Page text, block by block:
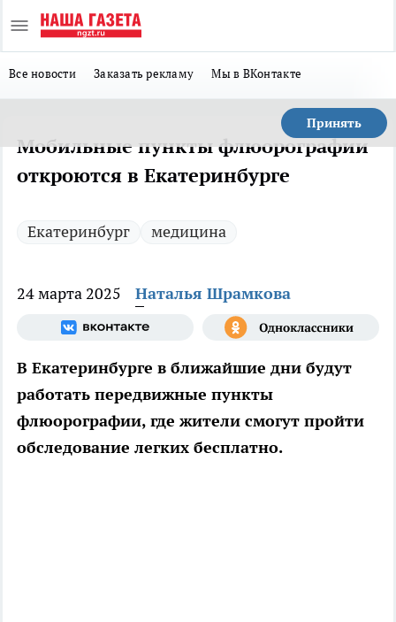
Все новости Заказать рекламу Мы в ВКонтакте
Принять
Мобильные пункты флюорографии
откроются в Екатеринбурге
Екатеринбург медицина
24 марта 2025 Наталья Шрамкова
В Екатеринбурге в ближайшие дни будут
работать передвижные пункты
флюорографии, где жители смогут пройти
обследование легких бесплатно.